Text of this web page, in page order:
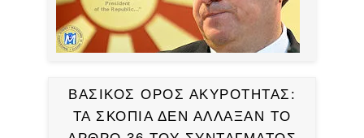
ΒΑΣΙΚΟΣ ΟΡΟΣ ΑΚΥΡΟΤΗΤΑΣ:
ΤΑ ΣΚΟΠΙΑ ΔΕΝ ΑΛΛΑΞΑΝ ΤΟ